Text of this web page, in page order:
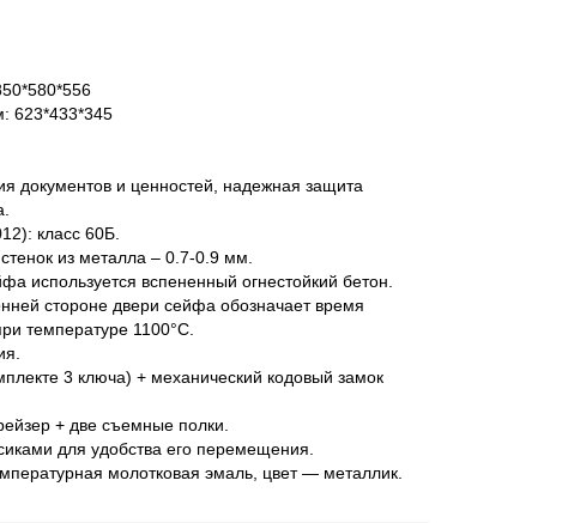
623*433*345
документов и ценностей, надежная защита
класс 60Б.
из металла – 0.7-0.9 мм.
используется вспененный огнестойкий бетон.
стороне двери сейфа обозначает время
температуре 1100°С.
3 ключа) + механический кодовый замок
+ две съемные полки.
для удобства его перемещения.
молотковая эмаль, цвет — металлик.